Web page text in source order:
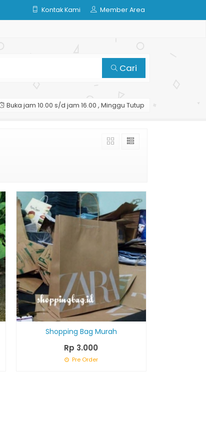
Kontak Kami Member Area
Cari
Buka jam 10.00 s/d jam 16.00 , Minggu Tutup
Shopping Bag Murah
Rp 3.000
Pre Order